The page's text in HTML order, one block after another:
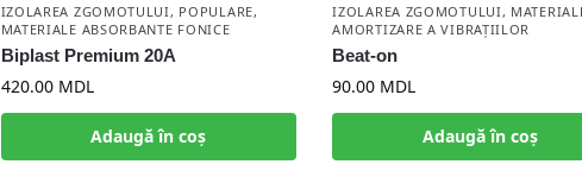
IZOLAREA ZGOMOTULUI, POPULARE,
MATERIALE ABSORBANTE FONICE
Biplast Premium 20A
420.00 MDL
Adaugă în coș
IZOLAREA ZGOMOTULUI,
AMORTIZARE A VIBRAȚIILOR
Beat-on
90.00 MDL
Adaugă în coș